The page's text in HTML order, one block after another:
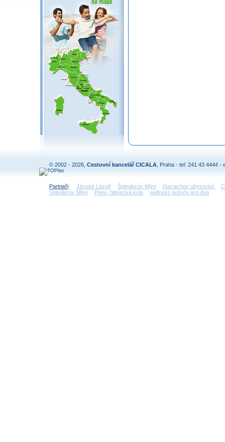
© 2002 - 2026, Cestovní kancelář CICALA , Praha - tel: 241 43 4444 -
Partneři: Jánské Lázně Špindlerův Mlýn Harrachov ubytování
Špindlerův Mlýn
Pneu, hliníková kola wellness pobyty pro dva